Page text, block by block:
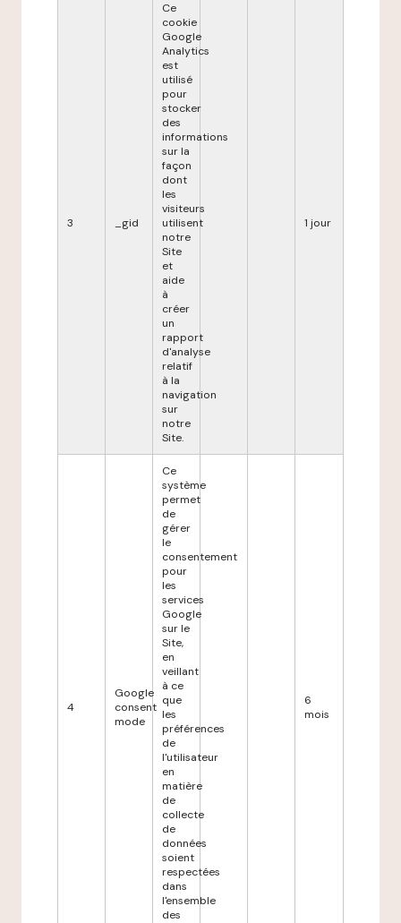
3 _gid
Ce
cookie
Google
Analytics
est
utilisé
pour
stocker
des
informations
sur la
façon
dont
les
visiteurs
utilisent
notre
Site
et
aide
à
créer
un
rapport
d'analyse
relatif
à la
navigation
sur
notre
Site.
1 jour
4
Google
consent
mode
Ce
système
permet
de
gérer
le
consentement
pour
les
services
Google
sur le
Site,
en
veillant
à ce
que
les
préférences
de
l'utilisateur
en
matière
de
collecte
de
données
soient
respectées
dans
l'ensemble
des
6
mois